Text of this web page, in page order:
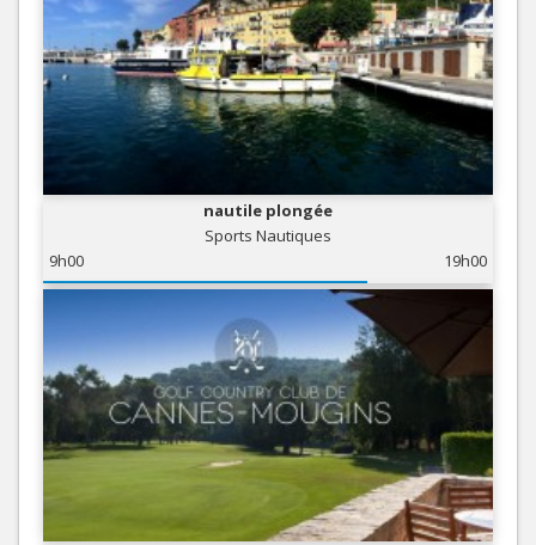
nautile plongée
Sports Nautiques
9h00
19h00